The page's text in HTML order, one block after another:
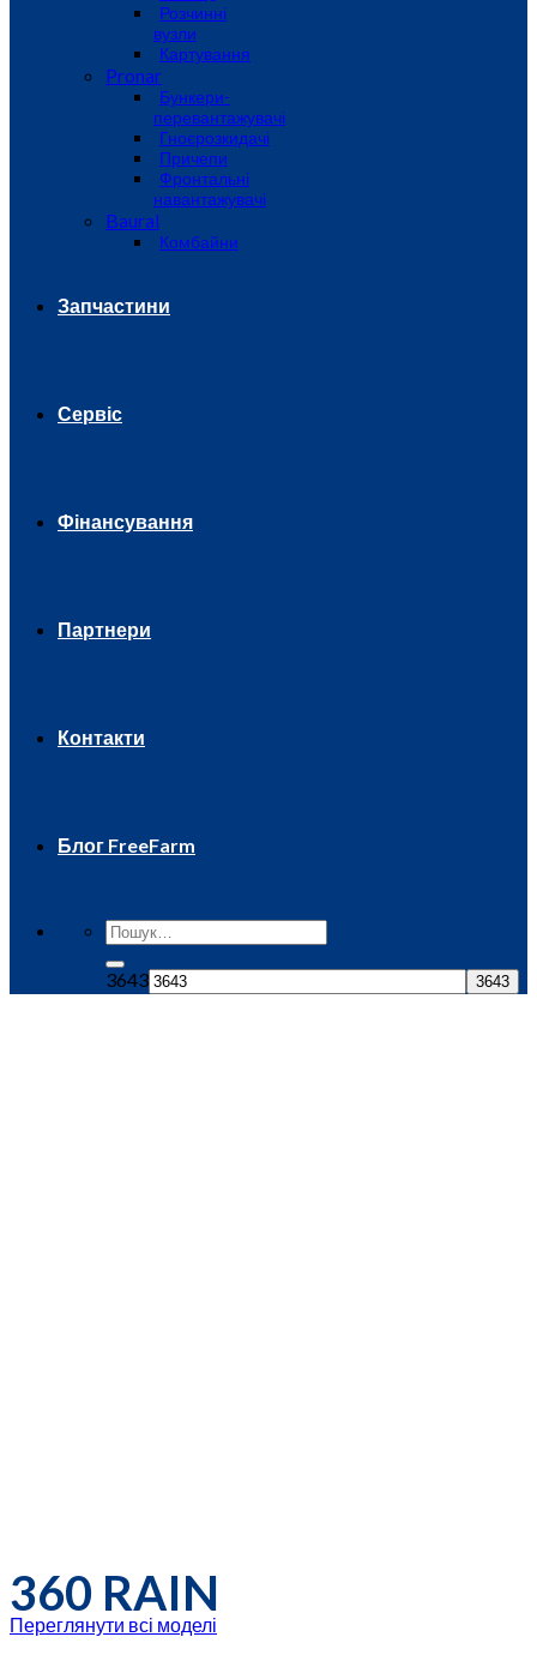
Розчинні
вузли
Картування
Pronar
Бункери-
перевантажувачі
Гноєрозкидачі
Причепи
Фронтальні
навантажувачі
Baural
Комбайни
Запчастини
Сервіс
Фінансування
Партнери
Контакти
Блог FreeFarm
3643
360 RAIN
Переглянути всі моделі